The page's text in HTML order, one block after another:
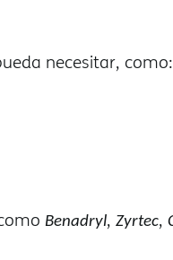
necesitar, como:
Benadryl, Zyrtec,